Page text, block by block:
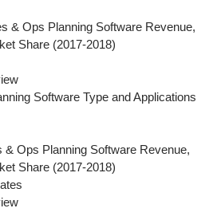
& Ops Planning Software Revenue,
Share (2017-2018)
Software Type and Applications
& Ops Planning Software Revenue,
Share (2017-2018)